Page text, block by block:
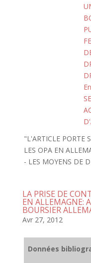
"L'ARTICLE PORTE
LES OPA EN
- LES MOYENS DE
LA PRISE DE
EN ALLEMAGNE:
BOURSIER
Avr 27, 2012
Données